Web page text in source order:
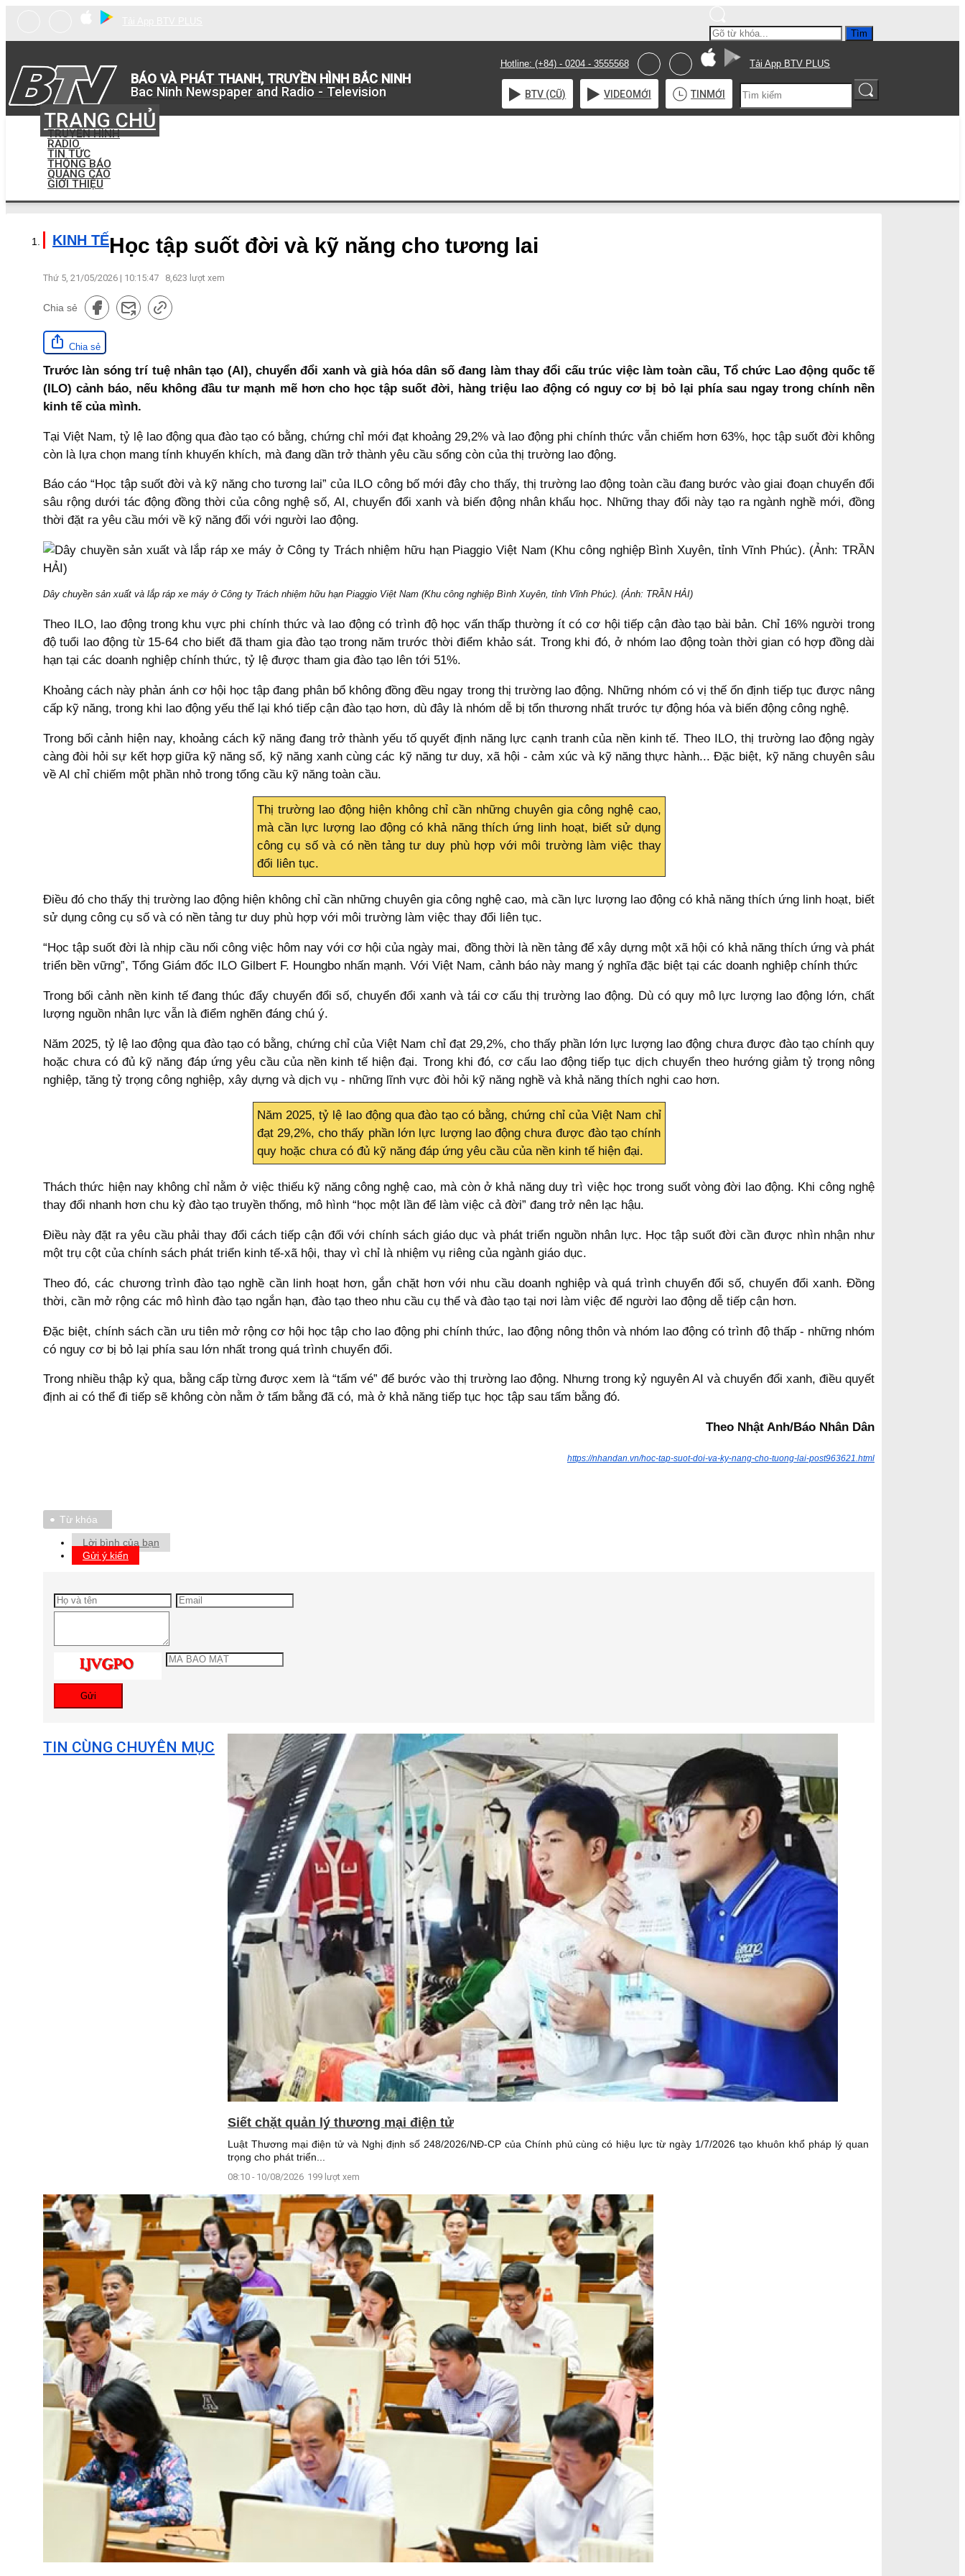
Tìm
BÁO VÀ PHÁT THANH, TRUYỀN HÌNH BẮC NINH
Bac Ninh Newspaper and Radio - Television
Hotline: (+84) - 0204 - 3555568 Tải App BTV PLUS
BTV (CŨ) VIDEOMỚI TIN MỚI
TRANG CHỦ
TRUYỀN HÌNH
RADIO
TIN TỨC
THÔNG BÁO
QUẢNG CÁO
GIỚI THIỆU
KINH TẾHọc tập suốt đời và kỹ năng cho tương lai
Thứ 5, 21/05/2026 | 10:15:47 8,623 lượt xem
Chia sẻ
Chia sẻ
Trước làn sóng trí tuệ nhân tạo (AI), chuyển đổi xanh và già hóa dân số đang làm thay đổi cấu trúc việc làm toàn cầu, Tổ chức Lao động quốc tế
(ILO) cảnh báo, nếu không đầu tư mạnh mẽ hơn cho học tập suốt đời, hàng triệu lao động có nguy cơ bị bỏ lại phía sau ngay trong chính nền
kinh tế của mình.
Tại Việt Nam, tỷ lệ lao động qua đào tạo có bằng, chứng chỉ mới đạt khoảng 29,2% và lao động phi chính thức vẫn chiếm hơn 63%, học tập suốt đời không
còn là lựa chọn mang tính khuyến khích, mà đang dần trở thành yêu cầu sống còn của thị trường lao động.
Báo cáo “Học tập suốt đời và kỹ năng cho tương lai” của ILO công bố mới đây cho thấy, thị trường lao động toàn cầu đang bước vào giai đoạn chuyển đổi
sâu rộng dưới tác động đồng thời của công nghệ số, AI, chuyển đổi xanh và biến động nhân khẩu học. Những thay đổi này tạo ra ngành nghề mới, đồng
thời đặt ra yêu cầu mới về kỹ năng đối với người lao động.
Dây chuyền sản xuất và lắp ráp xe máy ở Công ty Trách nhiệm hữu hạn Piaggio Việt Nam (Khu công nghiệp Bình Xuyên, tỉnh Vĩnh Phúc). (Ảnh: TRẦN HẢI)
Theo ILO, lao động trong khu vực phi chính thức và lao động có trình độ học vấn thấp thường ít có cơ hội tiếp cận đào tạo bài bản. Chỉ 16% người trong
độ tuổi lao động từ 15-64 cho biết đã tham gia đào tạo trong năm trước thời điểm khảo sát. Trong khi đó, ở nhóm lao động toàn thời gian có hợp đồng dài
hạn tại các doanh nghiệp chính thức, tỷ lệ được tham gia đào tạo lên tới 51%.
Khoảng cách này phản ánh cơ hội học tập đang phân bổ không đồng đều ngay trong thị trường lao động. Những nhóm có vị thế ổn định tiếp tục được nâng
cấp kỹ năng, trong khi lao động yếu thế lại khó tiếp cận đào tạo hơn, dù đây là nhóm dễ bị tổn thương nhất trước tự động hóa và biến động công nghệ.
Trong bối cảnh hiện nay, khoảng cách kỹ năng đang trở thành yếu tố quyết định năng lực cạnh tranh của nền kinh tế. Theo ILO, thị trường lao động ngày
càng đòi hỏi sự kết hợp giữa kỹ năng số, kỹ năng xanh cùng các kỹ năng tư duy, xã hội - cảm xúc và kỹ năng thực hành... Đặc biệt, kỹ năng chuyên sâu
về AI chỉ chiếm một phần nhỏ trong tổng cầu kỹ năng toàn cầu.
Thị trường lao động hiện không chỉ cần những chuyên gia công nghệ cao,
mà cần lực lượng lao động có khả năng thích ứng linh hoạt, biết sử dụng
công cụ số và có nền tảng tư duy phù hợp với môi trường làm việc thay
đổi liên tục.
Điều đó cho thấy thị trường lao động hiện không chỉ cần những chuyên gia công nghệ cao, mà cần lực lượng lao động có khả năng thích ứng linh hoạt, biết
sử dụng công cụ số và có nền tảng tư duy phù hợp với môi trường làm việc thay đổi liên tục.
“Học tập suốt đời là nhịp cầu nối công việc hôm nay với cơ hội của ngày mai, đồng thời là nền tảng để xây dựng một xã hội có khả năng thích ứng và phát
triển bền vững”, Tổng Giám đốc ILO Gilbert F. Houngbo nhấn mạnh. Với Việt Nam, cảnh báo này mang ý nghĩa đặc biệt tại các doanh nghiệp chính thức
Trong bối cảnh nền kinh tế đang thúc đẩy chuyển đổi số, chuyển đổi xanh và tái cơ cấu thị trường lao động. Dù có quy mô lực lượng lao động lớn, chất
lượng nguồn nhân lực vẫn là điểm nghẽn đáng chú ý.
Năm 2025, tỷ lệ lao động qua đào tạo có bằng, chứng chỉ của Việt Nam chỉ đạt 29,2%, cho thấy phần lớn lực lượng lao động chưa được đào tạo chính quy
hoặc chưa có đủ kỹ năng đáp ứng yêu cầu của nền kinh tế hiện đại. Trong khi đó, cơ cấu lao động tiếp tục dịch chuyển theo hướng giảm tỷ trọng nông
nghiệp, tăng tỷ trọng công nghiệp, xây dựng và dịch vụ - những lĩnh vực đòi hỏi kỹ năng nghề và khả năng thích nghi cao hơn.
Năm 2025, tỷ lệ lao động qua đào tạo có bằng, chứng chỉ của Việt Nam chỉ
đạt 29,2%, cho thấy phần lớn lực lượng lao động chưa được đào tạo chính
quy hoặc chưa có đủ kỹ năng đáp ứng yêu cầu của nền kinh tế hiện đại.
Thách thức hiện nay không chỉ nằm ở việc thiếu kỹ năng công nghệ cao, mà còn ở khả năng duy trì việc học trong suốt vòng đời lao động. Khi công nghệ
thay đổi nhanh hơn chu kỳ đào tạo truyền thống, mô hình “học một lần để làm việc cả đời” đang trở nên lạc hậu.
Điều này đặt ra yêu cầu phải thay đổi cách tiếp cận đối với chính sách giáo dục và phát triển nguồn nhân lực. Học tập suốt đời cần được nhìn nhận như
một trụ cột của chính sách phát triển kinh tế-xã hội, thay vì chỉ là nhiệm vụ riêng của ngành giáo dục.
Theo đó, các chương trình đào tạo nghề cần linh hoạt hơn, gắn chặt hơn với nhu cầu doanh nghiệp và quá trình chuyển đổi số, chuyển đổi xanh. Đồng
thời, cần mở rộng các mô hình đào tạo ngắn hạn, đào tạo theo nhu cầu cụ thể và đào tạo tại nơi làm việc để người lao động dễ tiếp cận hơn.
Đặc biệt, chính sách cần ưu tiên mở rộng cơ hội học tập cho lao động phi chính thức, lao động nông thôn và nhóm lao động có trình độ thấp - những nhóm
có nguy cơ bị bỏ lại phía sau lớn nhất trong quá trình chuyển đổi.
Trong nhiều thập kỷ qua, bằng cấp từng được xem là “tấm vé” để bước vào thị trường lao động. Nhưng trong kỷ nguyên AI và chuyển đổi xanh, điều quyết
định ai có thể đi tiếp sẽ không còn nằm ở tấm bằng đã có, mà ở khả năng tiếp tục học tập sau tấm bằng đó.
Theo Nhật Anh/Báo Nhân Dân
https://nhandan.vn/hoc-tap-suot-doi-va-ky-nang-cho-tuong-lai-post963621.html
Từ khóa
Lời bình của bạn
Gửi ý kiến
Gửi
TIN CÙNG CHUYÊN MỤC
Siết chặt quản lý thương mại điện tử
Luật Thương mại điện tử và Nghị định số 248/2026/NĐ-CP của Chính phủ cùng có hiệu lực từ ngày 1/7/2026 tạo khuôn khổ pháp lý quan
trọng cho phát triển...
08:10 - 10/08/2026 199 lượt xem